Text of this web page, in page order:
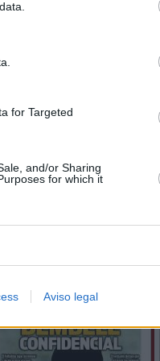
for Targeted
and/or Sharing
for which it
Aviso legal